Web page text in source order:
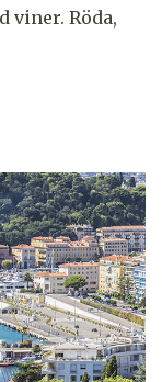
viner. Röda,